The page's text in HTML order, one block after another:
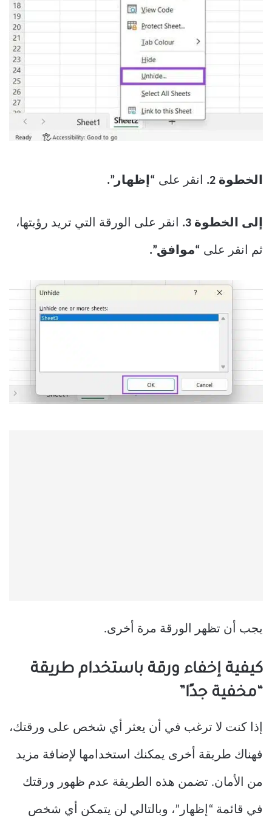
الخطوة 2. انقر على “إظهار”.
إلى الخطوة 3. انقر على الورقة التي تريد رؤيتها،
ثم انقر على “موافق”.
يجب أن تظهر الورقة مرة أخرى.
كيفية إخفاء ورقة باستخدام طريقة
“مخفية جدًا”
إذا كنت لا ترغب في أن يعثر أي شخص على ورقتك،
فهناك طريقة أخرى يمكنك استخدامها لإضافة مزيد
من الأمان. تضمن هذه الطريقة عدم ظهور ورقتك
في قائمة “إظهار”، وبالتالي لن يتمكن أي شخص